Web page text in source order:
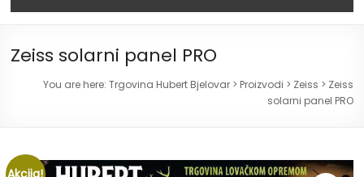
Zeiss solarni panel PRO
You are here: Trgovina Hubert Bjelovar> Proizvodi > Zeiss > Zeiss
solarni panel PRO